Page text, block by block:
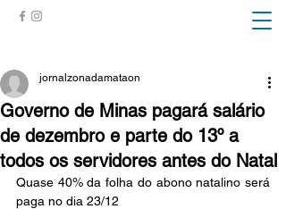
Governo de Minas pagará salário
de dezembro e parte do 13º a
todos os servidores antes do Natal
jornalzonadamataon
Quase 40% da folha do abono natalino será
paga no dia 23/12